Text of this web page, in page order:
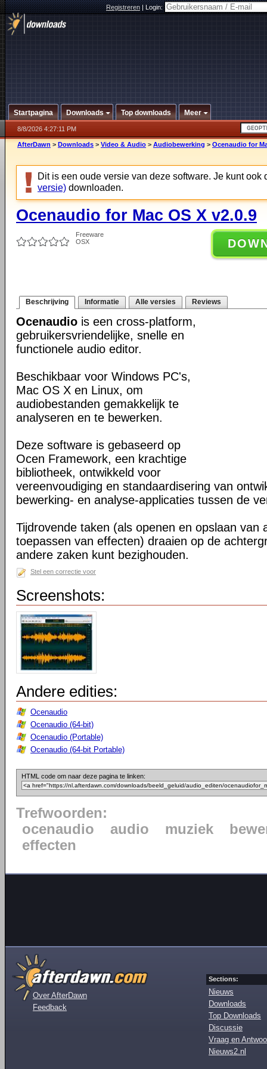
Registreren|Login:
Startpagina Downloads Top downloads Meer
8/8/2026 4:27:11 PM
AfterDawn > Downloads > Video & Audio > Audiobewerking > Ocenaudio for
Dit is een oude versie van deze software. Je kunt ook
versie) downloaden.
Ocenaudio for Mac OS X v2.0.9
Freeware
OSX
Beschrijving Informatie Alle versies Reviews
Ocenaudio is een cross-platform,
gebruikersvriendelijke, snelle en
functionele audio editor.
Beschikbaar voor Windows PC's,
Mac OS X en Linux, om
audiobestanden gemakkelijk te
analyseren en te bewerken.
Deze software is gebaseerd op
Ocen Framework, een krachtige
bibliotheek, ontwikkeld voor
vereenvoudiging en standaardisering van
bewerking- en analyse-applicaties tussen de
Tijdrovende taken (als openen en opslaan van
toepassen van effecten) draaien op de
andere zaken kunt bezighouden.
Stel een correctie voor
Screenshots:
Andere edities:
Ocenaudio
Ocenaudio (64-bit)
Ocenaudio (Portable)
Ocenaudio (64-bit Portable)
HTML code om naar deze pagina te linken:
Trefwoorden:
ocenaudio
audio muziek
effecten
Over AfterDawn
Feedback
Sections:
Nieuws
Downloads
Top Downloads
Discussie
Vraag en
Nieuws2.nl